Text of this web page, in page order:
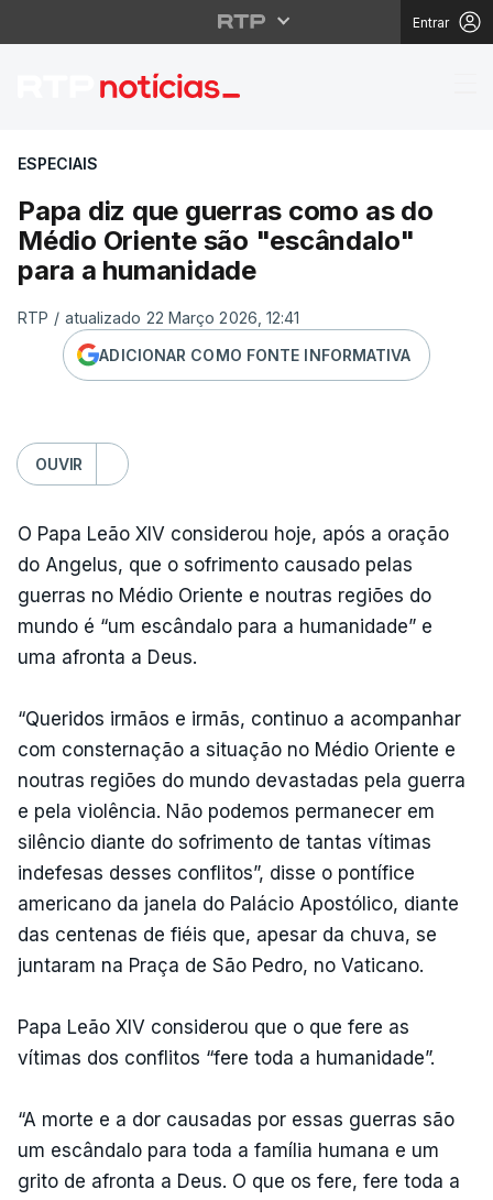
Entrar
Papa diz que guerras
ESPECIAIS
Papa diz que guerras como as do
Médio Oriente são "escândalo"
para a humanidade
RTP / atualizado 22 Março 2026, 12:41
ADICIONAR COMO FONTE INFORMATIVA
OUVIR
O Papa Leão XIV considerou hoje, após a oração
do Angelus, que o sofrimento causado pelas
guerras no Médio Oriente e noutras regiões do
mundo é “um escândalo para a humanidade” e
uma afronta a Deus.
“Queridos irmãos e irmãs, continuo a acompanhar
com consternação a situação no Médio Oriente e
noutras regiões do mundo devastadas pela guerra
e pela violência. Não podemos permanecer em
silêncio diante do sofrimento de tantas vítimas
indefesas desses conflitos”, disse o pontífice
americano da janela do Palácio Apostólico, diante
das centenas de fiéis que, apesar da chuva, se
juntaram na Praça de São Pedro, no Vaticano.
Papa Leão XIV considerou que o que fere as
vítimas dos conflitos “fere toda a humanidade”.
“A morte e a dor causadas por essas guerras são
um escândalo para toda a família humana e um
grito de afronta a Deus. O que os fere, fere toda a